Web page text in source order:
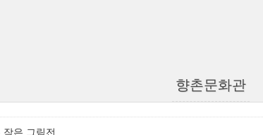
향촌문화관
은 그림전